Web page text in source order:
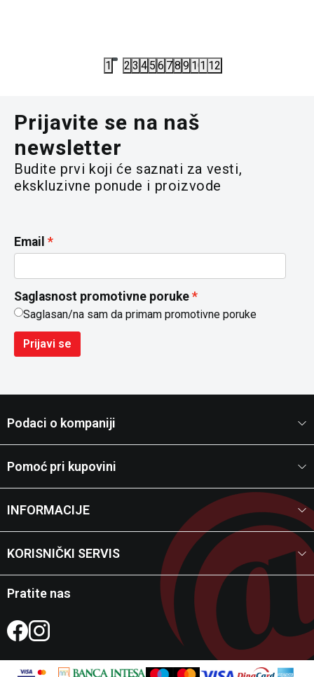
1 2 3 4 5 6 78 9 101112
Prijavite se na naš
newsletter
Budite prvi koji će saznati za vesti,
ekskluzivne ponude i proizvode
Email
Saglasnost promotivne poruke
Saglasan/na sam da primam promotivne poruke
Prijavi se
Podaci o kompaniji
Pomoć pri kupovini
INFORMACIJE
KORISNIČKI SERVIS
Pratite nas